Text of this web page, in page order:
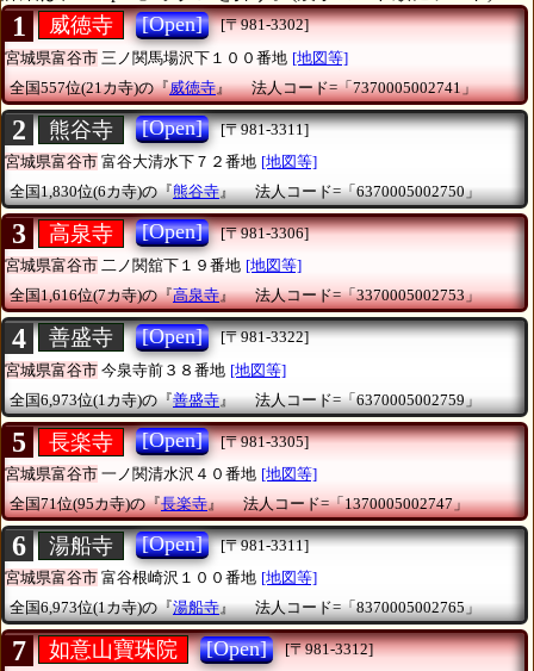
1 威徳寺 [Open]
[〒981-3302]
宮城県富谷市 三ノ関馬場沢下１００番地 [地図等]
全国557位(21カ寺)の『威徳寺』 法人コード=「7370005002741」
2 熊谷寺 [Open]
[〒981-3311]
宮城県富谷市 富谷大清水下７２番地 [地図等]
全国1,830位(6カ寺)の『熊谷寺』 法人コード=「6370005002750」
3 高泉寺 [Open]
[〒981-3306]
宮城県富谷市 二ノ関舘下１９番地 [地図等]
全国1,616位(7カ寺)の『高泉寺』 法人コード=「3370005002753」
4 善盛寺 [Open]
[〒981-3322]
宮城県富谷市 今泉寺前３８番地 [地図等]
全国6,973位(1カ寺)の『善盛寺』 法人コード=「6370005002759」
5 長楽寺 [Open]
[〒981-3305]
宮城県富谷市 一ノ関清水沢４０番地 [地図等]
全国71位(95カ寺)の『長楽寺』 法人コード=「1370005002747」
6 湯船寺 [Open]
[〒981-3311]
宮城県富谷市 富谷根崎沢１００番地 [地図等]
全国6,973位(1カ寺)の『湯船寺』 法人コード=「8370005002765」
7 如意山寶珠院 [Open]
[〒981-3312]